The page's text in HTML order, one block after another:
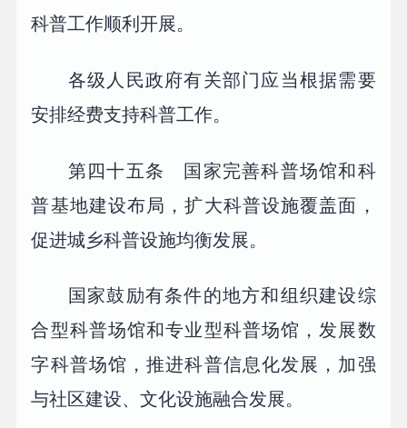
科普工作顺利开展。
各级人民政府有关部门应当根据需要
安排经费支持科普工作。
第四十五条 国家完善科普场馆和科
普基地建设布局，扩大科普设施覆盖面，
促进城乡科普设施均衡发展。
国家鼓励有条件的地方和组织建设综
合型科普场馆和专业型科普场馆，发展数
字科普场馆，推进科普信息化发展，加强
与社区建设、文化设施融合发展。